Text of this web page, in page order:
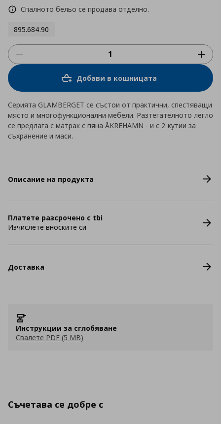
Спалното бельо се продава отделно.
895.684.90
Добави в кошницата
Серията GLAMBERGET се състои от практични, спестяващи
място и многофункционални мебели. Разтегателното легло
се предлага с матрак с пяна ÅKREHAMN - и с 2 кутии за
съхранение и маси.
Описание на продукта
Платете разсрочено с tbi
Изчислете вноските си
Доставка
Инструкции за сглобяване
Свалете PDF (5 MB)
Съчетава се добре с